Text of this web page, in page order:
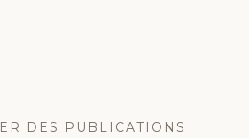
DES PUBLICATIONS